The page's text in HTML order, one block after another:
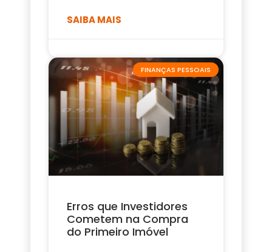
SAIBA MAIS
FINANÇAS PESSOAIS
Erros que Investidores
Cometem na Compra
do Primeiro Imóvel